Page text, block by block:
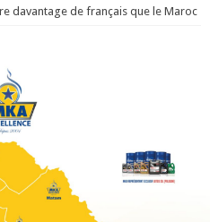
davantage de français que le Maroc